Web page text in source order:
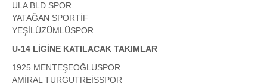
ULA BLD.SPOR
YATAĞAN SPORTİF
YEŞİLÜZÜMLÜSPOR
U-14 LİGİNE KATILACAK TAKIMLAR
1925 MENTEŞEOĞLUSPOR
AMİRAL TURGUTREİSSPOR